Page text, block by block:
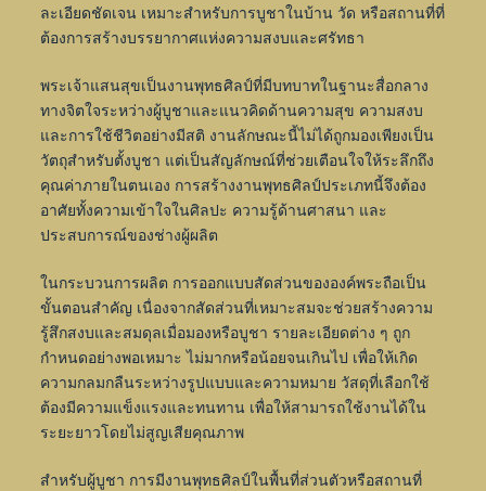
ละเอียดชัดเจน เหมาะสำหรับการบูชาในบ้าน วัด หรือสถานที่ที่
ต้องการสร้างบรรยากาศแห่งความสงบและศรัทธา
พระเจ้าแสนสุขเป็นงานพุทธศิลป์ที่มีบทบาทในฐานะสื่อกลาง
ทางจิตใจระหว่างผู้บูชาและแนวคิดด้านความสุข ความสงบ
และการใช้ชีวิตอย่างมีสติ งานลักษณะนี้ไม่ได้ถูกมองเพียงเป็น
วัตถุสำหรับตั้งบูชา แต่เป็นสัญลักษณ์ที่ช่วยเตือนใจให้ระลึกถึง
คุณค่าภายในตนเอง การสร้างงานพุทธศิลป์ประเภทนี้จึงต้อง
อาศัยทั้งความเข้าใจในศิลปะ ความรู้ด้านศาสนา และ
ประสบการณ์ของช่างผู้ผลิต
ในกระบวนการผลิต การออกแบบสัดส่วนขององค์พระถือเป็น
ขั้นตอนสำคัญ เนื่องจากสัดส่วนที่เหมาะสมจะช่วยสร้างความ
รู้สึกสงบและสมดุลเมื่อมองหรือบูชา รายละเอียดต่าง ๆ ถูก
กำหนดอย่างพอเหมาะ ไม่มากหรือน้อยจนเกินไป เพื่อให้เกิด
ความกลมกลืนระหว่างรูปแบบและความหมาย วัสดุที่เลือกใช้
ต้องมีความแข็งแรงและทนทาน เพื่อให้สามารถใช้งานได้ใน
ระยะยาวโดยไม่สูญเสียคุณภาพ
สำหรับผู้บูชา การมีงานพุทธศิลป์ในพื้นที่ส่วนตัวหรือสถานที่